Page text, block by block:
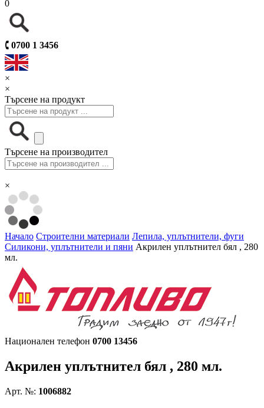
0
🕻 0700 1 3456
×
×
Търсене на продукт
Търсене на производител
×
Начало Строителни материали Лепила, уплътнители, фуги
Силикони, уплътнители и пяни Акрилен уплътнител бял , 280
мл.
Национален телефон 0700 13456
Акрилен уплътнител бял , 280 мл.
Арт. №: 1006882